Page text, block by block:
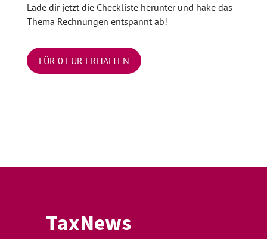
Lade dir jetzt die Checkliste herunter und hake das
Thema Rechnungen entspannt ab!
FÜR 0 EUR ERHALTEN
TaxNews